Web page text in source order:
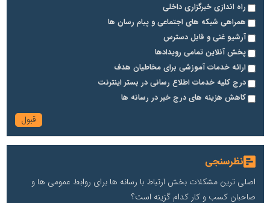
راه اندازی خبرگزاری داخلی
همراهی شبکه های اجتماعی و پیام رسان ها
آرشیو غنی و قابل دسترس
پخش آنلاین تمامی رویدادها
ارائه خدمات آموزشی برای مخاطیان هدف
درج کلیه خدمات اطلاع رسانی در بستر اینترنت
کاهش هزینه های درج خبر در رسانه ها
نظرسنجی
اصلی ترین مشکلات بخش ارتباط با رسانه ها برای روابط عمومی ها و
صاحبان کسب و کار کدام گزینه است؟